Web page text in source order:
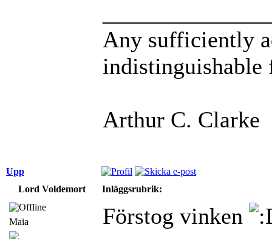
Any sufficiently
indistinguishable
Arthur C. Clarke
Upp
Lord Voldemort
Inläggsrubrik:
Maia Förstog vinken